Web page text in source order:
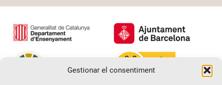
Gestionar el consentiment